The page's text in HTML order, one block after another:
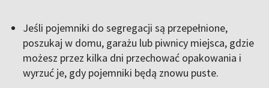
Jeśli pojemniki do segregacji są przepełnione,
poszukaj w domu, garażu lub piwnicy miejsca, gdzie
możesz przez kilka dni przechować opakowania i
wyrzuć je, gdy pojemniki będą znowu puste.